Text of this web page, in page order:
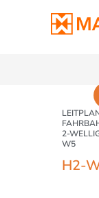
2-
W5
H2-